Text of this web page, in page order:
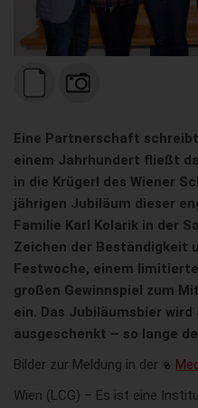
Eine Partnerschaft
einem Jahrhundert fließt
in die Krügerl des Wiener
jährigen Jubiläum dieser
Familie Karl Kolarik in der
Zeichen der Beständigkeit
Festwoche, einem
großen Gewinnspiel zum
ein. Das Jubiläumsbier wird
ausgeschenkt – so lange
Bilder zur Meldung in der
Wien (LCG) – Es ist eine